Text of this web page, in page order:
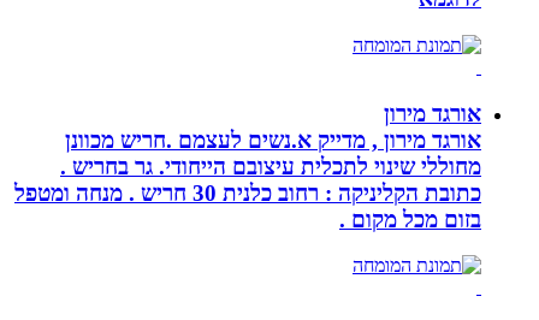
אורגד מירון
אורגד מירון , מדייק א.נשים לעצמם .חריש מכוונן
מחוללי שינוי לתכלית עיצובם הייחודי. גר בחריש .
כתובת הקליניקה : רחוב כלנית 30 חריש . מנחה ומטפל
בזום מכל מקום .